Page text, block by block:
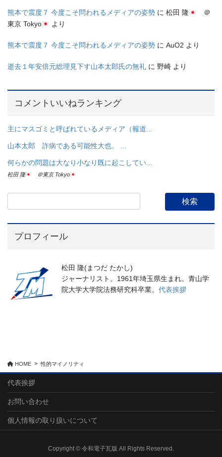
熊本で震度７ 今度こそ問われるメディアの姿勢 に 松田 隆
＠
東京 Tokyo
より
熊本で震度７ 今度こそ問われるメディアの姿勢 に AuO2 より
逝去１年安倍元総理見下す山本太郎氏の無礼 に 野崎 より
コメントいいねランキング
主にマスゴミと呼ばれているメディア（報道...
山本太郎 詐病である可能性大也。 ...
何らかの問題は大なり小なり既に起こしてい...
松田 隆 ＠東京 Tokyo
プロフィール
松田 隆(まつだ たかし)
ジャーナリスト。1961年埼玉県生まれ。青山学
院大学大学院法務研究科卒業。 代表挨拶
HOME 性的マイノリティ
代表挨拶
お問い合わせ
個人情報の取り扱いについて
Copyright © 令和電子瓦版 All Rights Reserved.